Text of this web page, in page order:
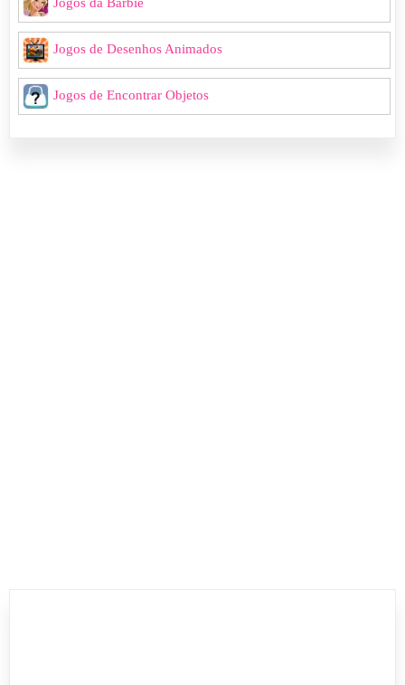
Jogos de Desenhos Animados
Jogos de Encontrar Objetos